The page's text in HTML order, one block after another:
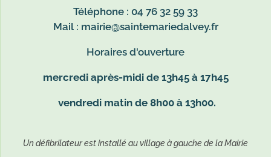
Téléphone : 04 76 32 59 33
Mail : mairie@saintemariedalvey.fr
Horaires d'ouverture
mercredi après-midi de 13h45 à 17h45
vendredi matin de 8h00 à 13h00.
Un défibrilateur est installé au village à gauche de la Mairie